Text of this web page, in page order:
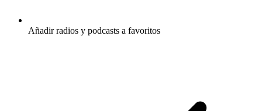
Añadir radios y podcasts a favoritos